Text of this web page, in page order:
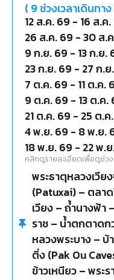
(9ช่วงเวลาเดินทา
12 ส.ค. 69 - 16 ส.ค
26 ส.ค. 69 -30 ส.
9 ก.ย. 69 - 13 ก.ย.
23 ก.ย. 69 - 27 ก.
7 ต.ค. 69 - 11 ต.ค.
9 ต.ค. 69 - 13 ต.ค.
21 ต.ค. 69 - 25 ต.ค
4 พ.ย. 69 - 8 พ.ย.
18 พ.ย. 69 - 22 พ.
คลิกดูรายละเอียดเพื่อดูช่วง
พระธาตุหลวงเวีย
(Patuxai) – ตลา
เวียง – ถ้ำนางฟ้า
ราช – น้ำตกตาด
หลวงพระบาง – บ้
ติ่ง (Pak Ou
ข้าวเหนียว – พระ